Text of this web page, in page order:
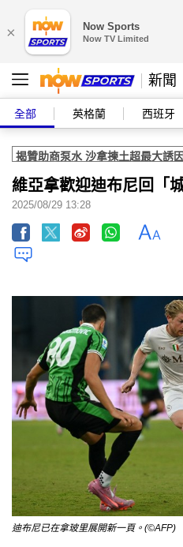
× Now Sports
Now TV Limited
新聞
全部 英格蘭 西班牙
維亞拿歡迎迪布尼回「
2025/08/29 13:28
迪布尼已在拿玻里展開新一頁。(©AFP)